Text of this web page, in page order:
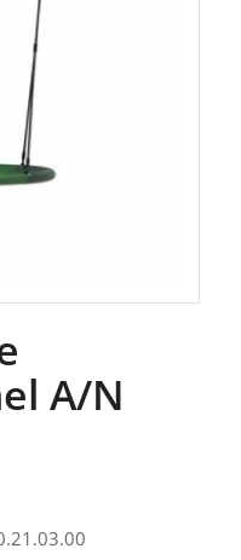
A/N